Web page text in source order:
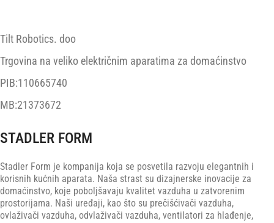
Tilt Robotics. doo
Trgovina na veliko električnim aparatima za domaćinstvo
PIB:110665740
MB:21373672
STADLER FORM
Stadler Form je kompanija koja se posvetila razvoju elegantnih i
korisnih kućnih aparata. Naša strast su dizajnerske inovacije za
domaćinstvo, koje poboljšavaju kvalitet vazduha u zatvorenim
prostorijama. Naši uređaji, kao što su prečišćivači vazduha,
ovlaživači vazduha, odvlaživači vazduha, ventilatori za hlađenje,